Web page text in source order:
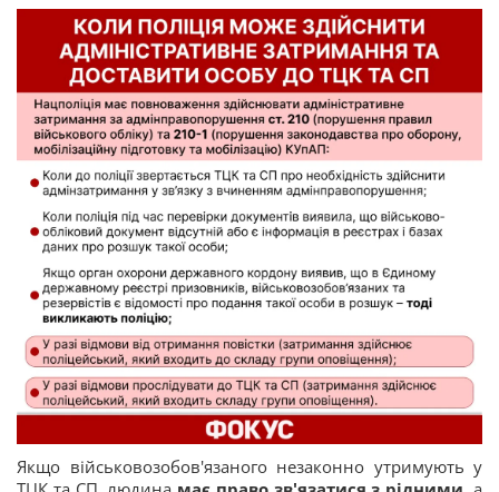
Якщо військовозобов'язаного незаконно утримують у